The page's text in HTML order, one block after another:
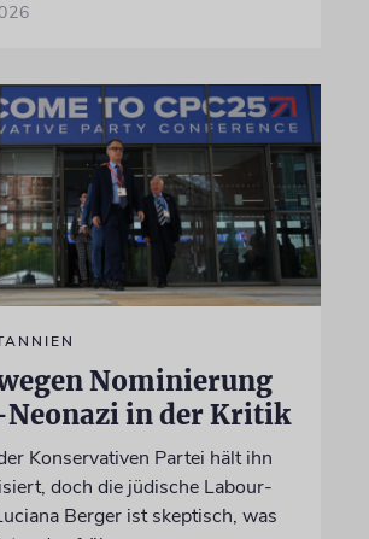
Nominierung
Neonazi in der Kritik
Konservativen Partei hält ihn
doch die jüdische Labour-
Berger ist skeptisch, was